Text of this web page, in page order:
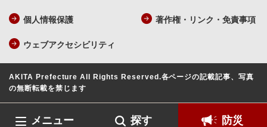
メニュー 探す 防災
個人情報保護 著作権・リンク・免責事項
ウェブアクセシビリティ
AKITA Prefecture All Rights Reserved.各ページの記載記事、写真
の無断転載を禁じます